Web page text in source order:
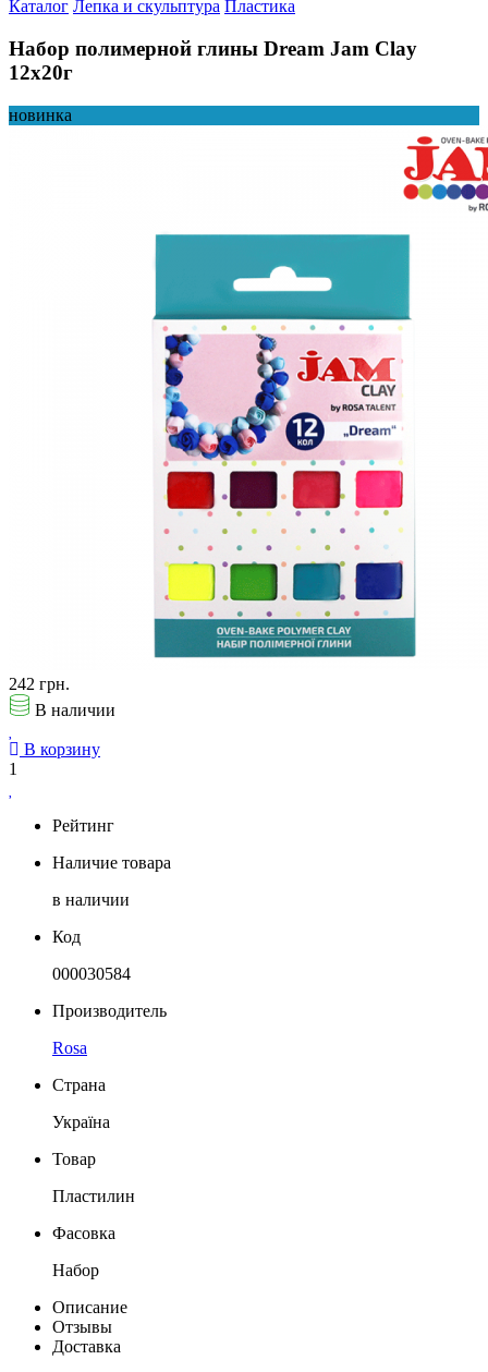
Каталог Лепка и скульптура Пластика
Набор полимерной глины Dream Jam Clay
12х20г
новинка
242 грн.
В наличии
В корзину
1
Рейтинг
Наличие товара
в наличии
Код
000030584
Производитель
Rosa
Страна
Україна
Товар
Пластилин
Фасовка
Набор
Описание
Отзывы
Доставка